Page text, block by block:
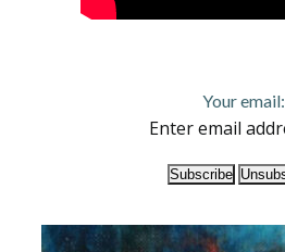
Your email: